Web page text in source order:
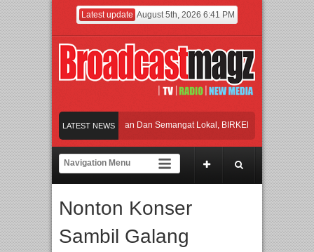
Latest update August 5th, 2026 6:41 PM
LATEST NEWS
Rayakan Perpaduan Warisan Dan Semangat Lokal, BIRKENSTOCK INDONESIA
Kolaborasi UT School, PTBA, dan Kamaju Tingkatkan Kualitas SDM melalui
Wawancara Eksklusif Pemain Sinetron Biarkan Hati Bicara, Febby Rastanty,
Rayakan Perpaduan Warisan Dan Semangat Lokal, BIRKENSTOCK INDONESIA
Nonton Konser
Sambil Galang